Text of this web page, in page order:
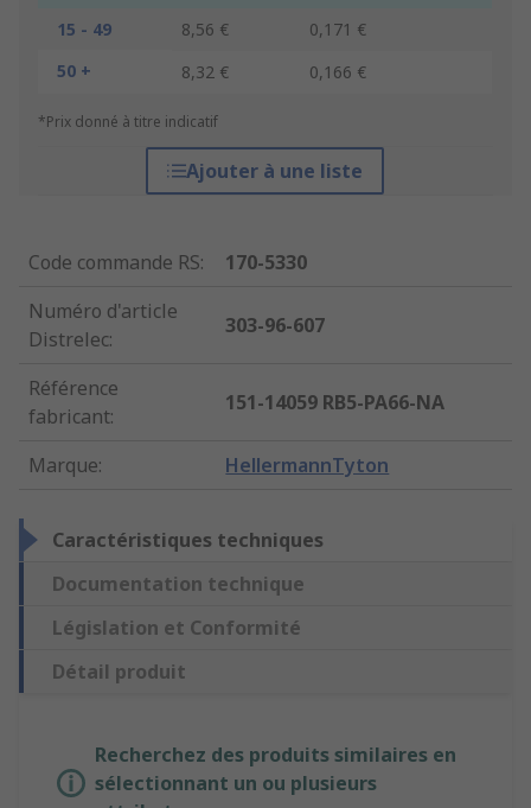
15 - 49
8,56 €
0,171 €
50 +
8,32 € 0,166 €
*Prix donné à titre indicatif
Ajouter à une liste
Code commande RS:
170-5330
Numéro d'article
Distrelec:
303-96-607
Référence
fabricant:
151-14059 RB5-PA66-NA
Marque: HellermannTyton
Caractéristiques techniques
Documentation technique
Législation et Conformité
Détail produit
Recherchez des produits similaires en
sélectionnant un ou plusieurs